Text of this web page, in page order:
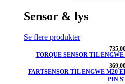
Sensor & lys
Se flere produkter
TORQUE SENSOR TIL
FARTSENSOR TIL ENGWE M20
PIN